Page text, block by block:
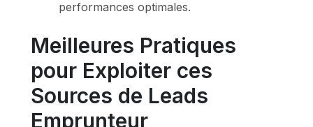
performances optimales.
Meilleures Pratiques
pour Exploiter ces
Sources de Leads
Emprunteur